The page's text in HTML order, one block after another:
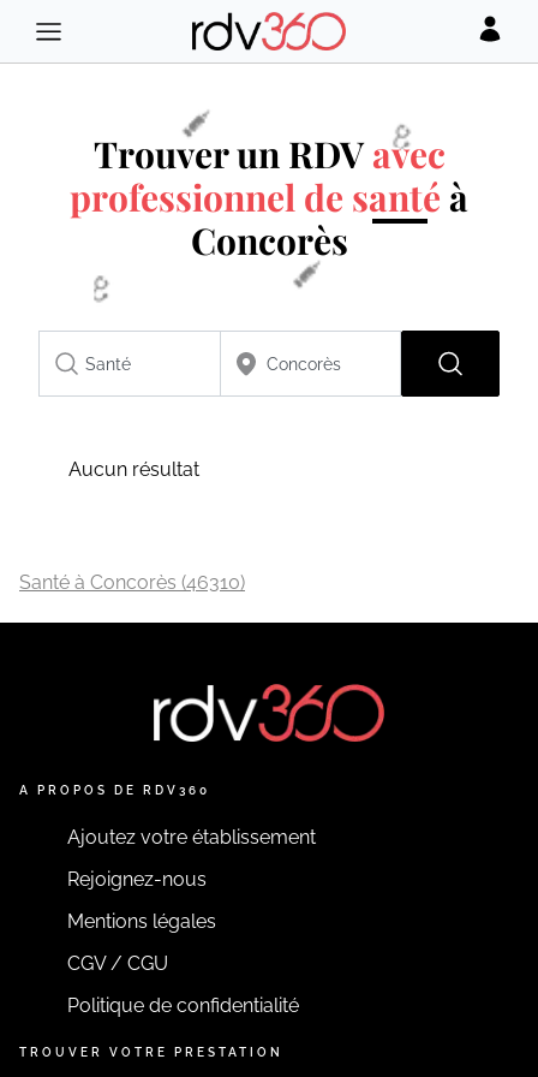
Trouver un RDVavec
professionnel de santé à
Concorès
Aucun résultat
Santé à Concorès (46310)
A PROPOS DE RDV360
Ajoutez votre établissement
Rejoignez-nous
Mentions légales
CGV / CGU
Politique de confidentialité
TROUVER VOTRE PRESTATION